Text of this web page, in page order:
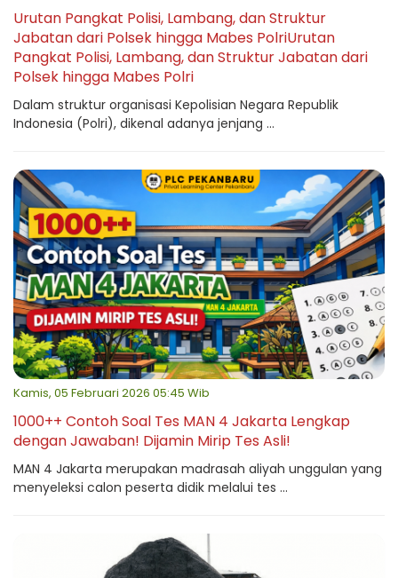
Urutan Pangkat Polisi, Lambang, dan Struktur
Jabatan dari Polsek hingga Mabes PolriUrutan
Pangkat Polisi, Lambang, dan Struktur Jabatan dari
Polsek hingga Mabes Polri
Dalam struktur organisasi Kepolisian Negara Republik
Indonesia (Polri), dikenal adanya jenjang ...
Kamis, 05 Februari 2026 05:45 Wib
1000++ Contoh Soal Tes MAN 4 Jakarta Lengkap
dengan Jawaban! Dijamin Mirip Tes Asli!
MAN 4 Jakarta merupakan madrasah aliyah unggulan yang
menyeleksi calon peserta didik melalui tes ...